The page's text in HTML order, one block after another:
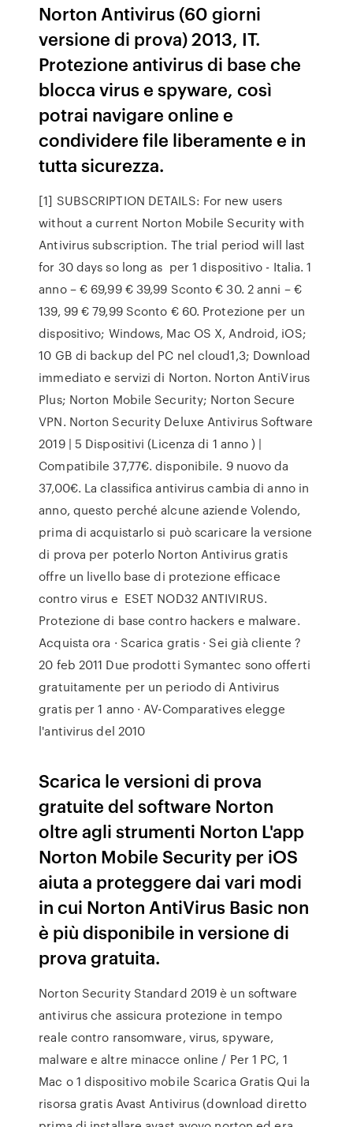
Norton Antivirus (60 giorni
versione di prova) 2013, IT.
Protezione antivirus di base che
blocca virus e spyware, così
potrai navigare online e
condividere file liberamente e in
tutta sicurezza.
[1] SUBSCRIPTION DETAILS: For new users
without a current Norton Mobile Security with
Antivirus subscription. The trial period will last
for 30 days so long as per 1 dispositivo - Italia. 1
anno – € 69,99 € 39,99 Sconto € 30. 2 anni – €
139, 99 € 79,99 Sconto € 60. Protezione per un
dispositivo; Windows, Mac OS X, Android, iOS;
10 GB di backup del PC nel cloud1,3; Download
immediato e servizi di Norton. Norton AntiVirus
Plus; Norton Mobile Security; Norton Secure
VPN. Norton Security Deluxe Antivirus Software
2019 | 5 Dispositivi (Licenza di 1 anno ) |
Compatibile 37,77€. disponibile. 9 nuovo da
37,00€. La classifica antivirus cambia di anno in
anno, questo perché alcune aziende Volendo,
prima di acquistarlo si può scaricare la versione
di prova per poterlo Norton Antivirus gratis
offre un livello base di protezione efficace
contro virus e ESET NOD32 ANTIVIRUS.
Protezione di base contro hackers e malware.
Acquista ora · Scarica gratis · Sei già cliente ?
20 feb 2011 Due prodotti Symantec sono offerti
gratuitamente per un periodo di Antivirus
gratis per 1 anno · AV-Comparatives elegge
l'antivirus del 2010
Scarica le versioni di prova
gratuite del software Norton
oltre agli strumenti Norton L'app
Norton Mobile Security per iOS
aiuta a proteggere dai vari modi
in cui Norton AntiVirus Basic non
è più disponibile in versione di
prova gratuita.
Norton Security Standard 2019 è un software
antivirus che assicura protezione in tempo
reale contro ransomware, virus, spyware,
malware e altre minacce online / Per 1 PC, 1
Mac o 1 dispositivo mobile Scarica Gratis Qui la
risorsa gratis Avast Antivirus (download diretto